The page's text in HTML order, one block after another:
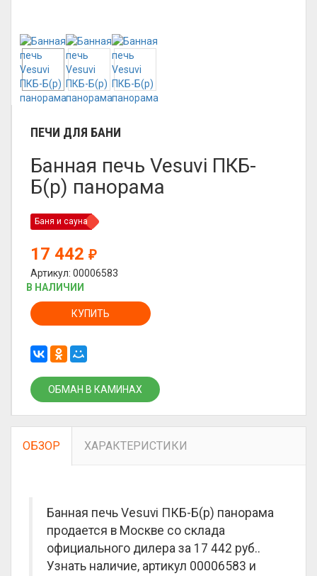
ПЕЧИ ДЛЯ БАНИ
Банная печь Vesuvi ПКБ-
Б(р) панорама
Баня и сауна
17 442 ₽
Артикул: 00006583
В НАЛИЧИИ
КУПИТЬ
ОБМАН В КАМИНАХ
ОБЗОР ХАРАКТЕРИСТИКИ
Банная печь Vesuvi ПКБ-Б(р) панорама
продается в Москве со склада
официального дилера за 17 442 руб..
Узнать наличие, артикул 00006583 и